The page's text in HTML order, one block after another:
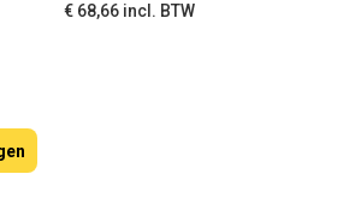
€ 68,66 incl. BTW